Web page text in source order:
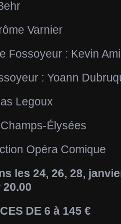
Varnier
Fossoyeur : Kevin
: Yoann
Legoux
Élysées
Opéra Comique
les 24, 26, 28,
DE 6 à 145 €